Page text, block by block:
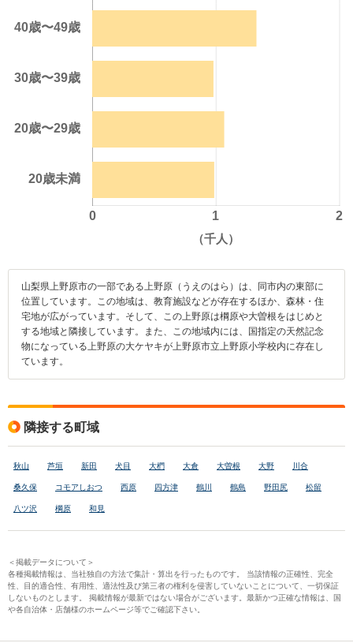
山梨県上野原市の一部である上野原（うえのはら）は、同市内の東部に
位置しています。この地域は、教育施設などが存在するほか、森林・住
宅地が広がっています。そして、この上野原は棡原や大曽根をはじめと
する地域と隣接しています。また、この地域内には、国指定の天然記念
物になっている上野原の大ケヤキが上野原市立上野原小学校内に存在し
ています。
隣接する町域
秋山 芦垣 新田 犬目 大椚 大倉 大曽根 大野 川合
桑久保 コモアしおつ 西原 四方津 鶴川 鶴島 野田尻 松留
八ツ沢 棡原 和見
＜掲載データについて＞
各種掲載情報は、当社独自の方法で集計・算出を行ったものです。 当該情報の正確性、完全
性、目的適合性、有用性、適法性及び第三者の権利を侵害していないことについて、一切保証
しないものとします。 掲載情報が最新ではない場合がございます。最新かつ正確な情報は、国
や各自治体・店舗様のホームページ等でご確認下さい。